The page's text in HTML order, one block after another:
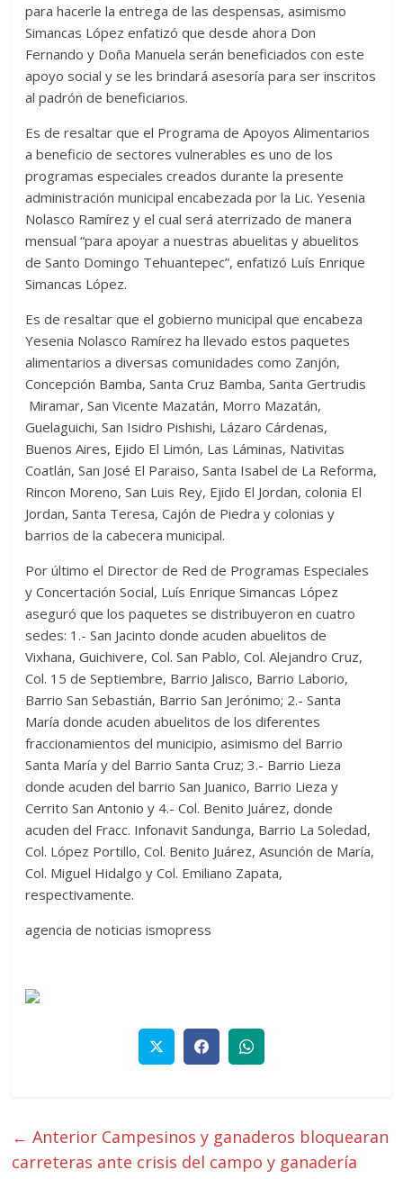
para hacerle la entrega de las despensas, asimismo
Simancas López enfatizó que desde ahora Don
Fernando y Doña Manuela serán beneficiados con este
apoyo social y se les brindará asesoría para ser inscritos
al padrón de beneficiarios.
Es de resaltar que el Programa de Apoyos Alimentarios
a beneficio de sectores vulnerables es uno de los
programas especiales creados durante la presente
administración municipal encabezada por la Lic. Yesenia
Nolasco Ramírez y el cual será aterrizado de manera
mensual “para apoyar a nuestras abuelitas y abuelitos
de Santo Domingo Tehuantepec”, enfatizó Luís Enrique
Simancas López.
Es de resaltar que el gobierno municipal que encabeza
Yesenia Nolasco Ramírez ha llevado estos paquetes
alimentarios a diversas comunidades como Zanjón,
Concepción Bamba, Santa Cruz Bamba, Santa Gertrudis
Miramar, San Vicente Mazatán, Morro Mazatán,
Guelaguichi, San Isidro Pishishi, Lázaro Cárdenas,
Buenos Aires, Ejido El Limón, Las Láminas, Nativitas
Coatlán, San José El Paraiso, Santa Isabel de La Reforma,
Rincon Moreno, San Luis Rey, Ejido El Jordan, colonia El
Jordan, Santa Teresa, Cajón de Piedra y colonias y
barrios de la cabecera municipal.
Por último el Director de Red de Programas Especiales
y Concertación Social, Luís Enrique Simancas López
aseguró que los paquetes se distribuyeron en cuatro
sedes: 1.- San Jacinto donde acuden abuelitos de
Vixhana, Guichivere, Col. San Pablo, Col. Alejandro Cruz,
Col. 15 de Septiembre, Barrio Jalisco, Barrio Laborio,
Barrio San Sebastián, Barrio San Jerónimo; 2.- Santa
María donde acuden abuelitos de los diferentes
fraccionamientos del municipio, asimismo del Barrio
Santa María y del Barrio Santa Cruz; 3.- Barrio Lieza
donde acuden del barrio San Juanico, Barrio Lieza y
Cerrito San Antonio y 4.- Col. Benito Juárez, donde
acuden del Fracc. Infonavit Sandunga, Barrio La Soledad,
Col. López Portillo, Col. Benito Juárez, Asunción de María,
Col. Miguel Hidalgo y Col. Emiliano Zapata,
respectivamente.
agencia de noticias ismopress
← Anterior Campesinos y ganaderos bloquearan
carreteras ante crisis del campo y ganadería